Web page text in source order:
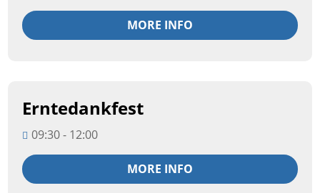
MORE INFO
20
September
Erntedankfest
09:30 - 12:00
MORE INFO